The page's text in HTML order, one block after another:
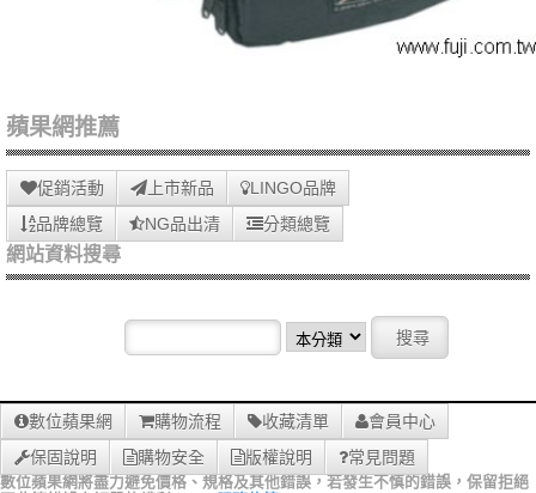
蘋果網推薦
促銷活動 上市新品
LINGO品牌
品牌總覽
NG品出清 分類總覽
網站資料搜尋
數位蘋果網 購物流程 收藏清單
會員中心
保固說明
購物安全 版權說明 常見問題
數位蘋果網將盡力避免價格、規格及其他錯誤，若發生不慎的錯誤，保留拒絕